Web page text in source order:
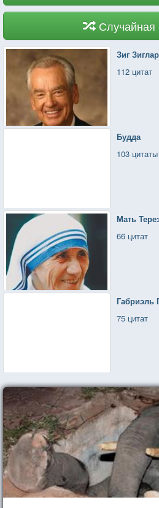
Случайная
Зиг Зиглар
112 цитат
Будда
103 цитаты
Мать
66 цитат
Габриэль
75 цитат